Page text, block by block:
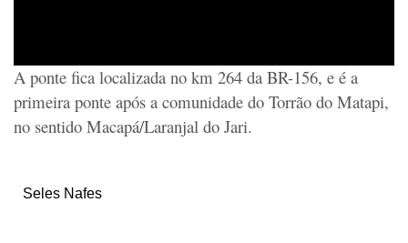
A ponte fica localizada no km 264 da BR-156, e é a
primeira ponte após a comunidade do Torrão do Matapi,
no sentido Macapá/Laranjal do Jari.
Seles Nafes